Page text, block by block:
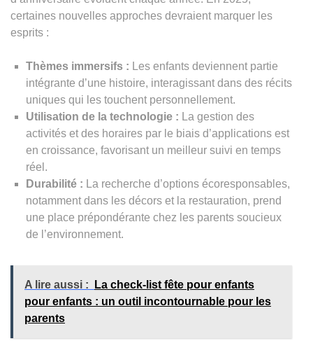
certaines nouvelles approches devraient marquer les
esprits :
Thèmes immersifs : Les enfants deviennent partie
intégrante d’une histoire, interagissant dans des récits
uniques qui les touchent personnellement.
Utilisation de la technologie : La gestion des
activités et des horaires par le biais d’applications est
en croissance, favorisant un meilleur suivi en temps
réel.
Durabilité : La recherche d’options écoresponsables,
notamment dans les décors et la restauration, prend
une place prépondérante chez les parents soucieux
de l’environnement.
A lire aussi :
La check-list fête pour enfants
pour enfants : un outil incontournable pour les
parents